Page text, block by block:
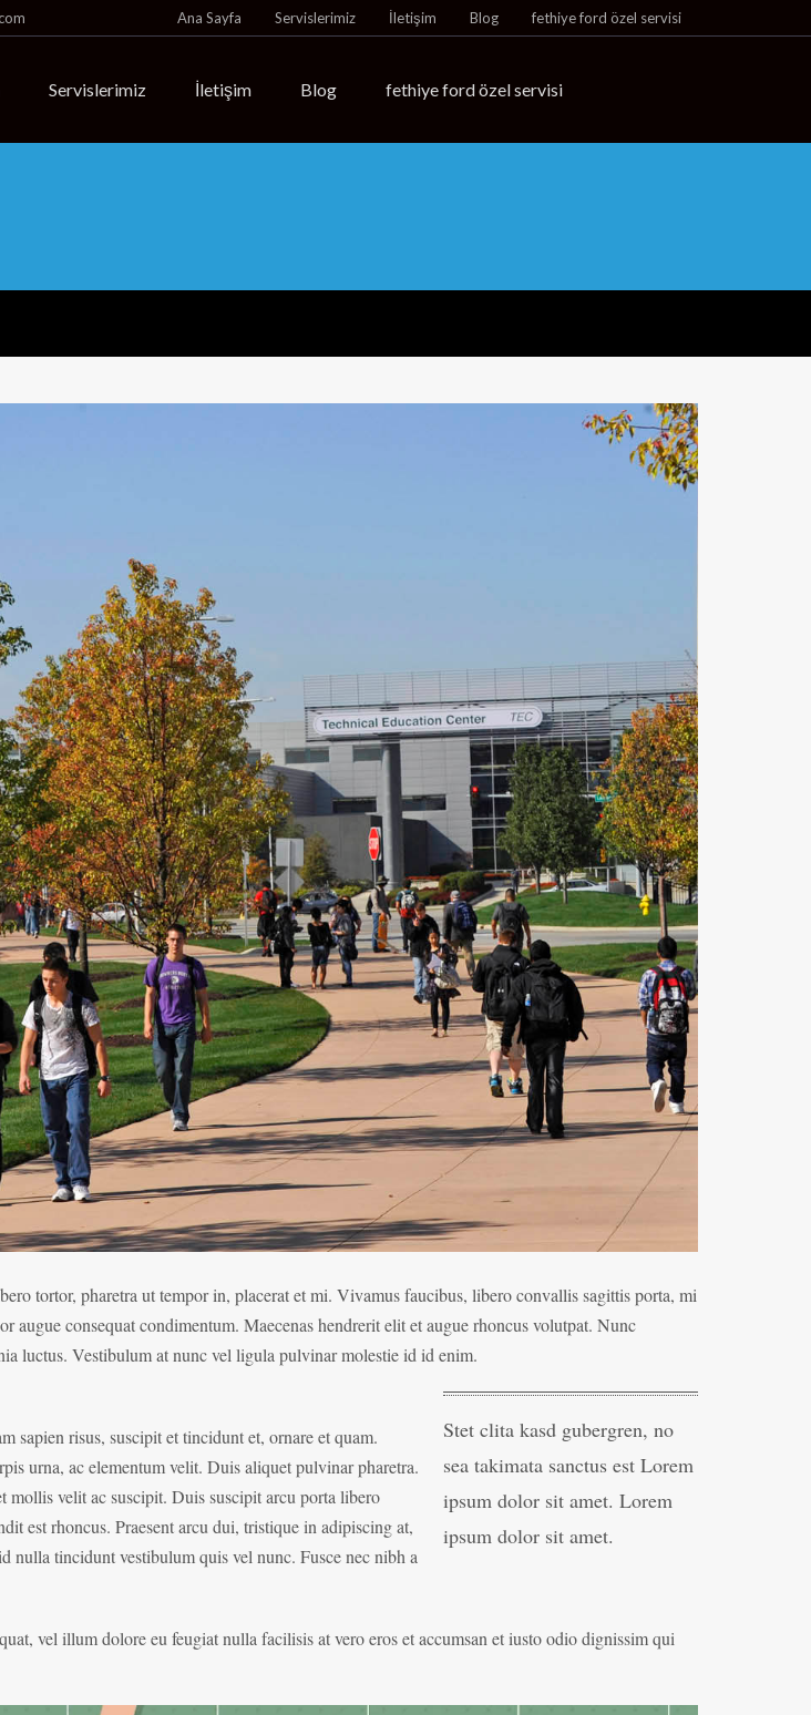
Ana Sayfa Servislerimiz İletişim Blog fethiye ford özel servisi
Servislerimiz İletişim Blog fethiye ford özel servisi
tortor, pharetra ut tempor in, placerat et mi. Vivamus faucibus, libero convallis sagittis porta, mi
augue consequat condimentum. Maecenas hendrerit elit et augue rhoncus volutpat. Nunc
luctus. Vestibulum at nunc vel ligula pulvinar molestie id id enim.
Stet clita kasd gubergren, no
sea takimata sanctus est Lorem
ipsum dolor sit amet. Lorem
ipsum dolor sit amet.
sapien risus, suscipit et tincidunt et, ornare et quam.
urna, ac elementum velit. Duis aliquet pulvinar pharetra.
velit ac suscipit. Duis suscipit arcu porta libero
est rhoncus. Praesent arcu dui, tristique in adipiscing at,
nulla tincidunt vestibulum quis vel nunc. Fusce nec nibh a
vel illum dolore eu feugiat nulla facilisis at vero eros et accumsan et iusto odio dignissim qui